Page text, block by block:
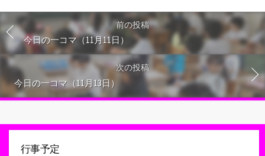
前の投稿
今日の一コマ（11月11日）
次の投稿
今日の一コマ（11月13日）
行事予定